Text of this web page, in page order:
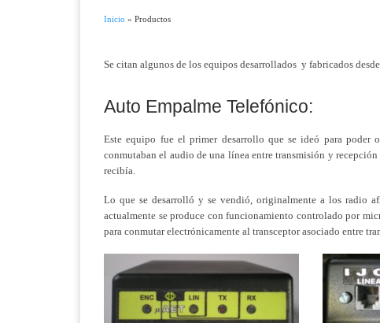
Inicio » Productos
Se citan algunos de los equipos desarrollados y fabricados
Auto Empalme Telefónico:
Este equipo fue el primer desarrollo que se ideó para poder
conmutaban el audio de una línea entre transmisión y
recibía.
Lo que se desarrolló y se vendió, originalmente a los radio
actualmente se produce con funcionamiento controlado por
para conmutar electrónicamente al transceptor asociado entre